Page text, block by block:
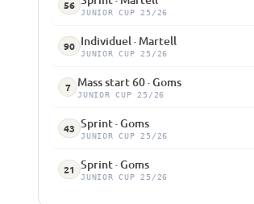
56
JUNIOR CUP 25/26
90 Individuel · Martell
JUNIOR CUP 25/26
7 Mass start 60 · Goms
JUNIOR CUP 25/26
43 Sprint · Goms
JUNIOR CUP 25/26
21 Sprint · Goms
JUNIOR CUP 25/26